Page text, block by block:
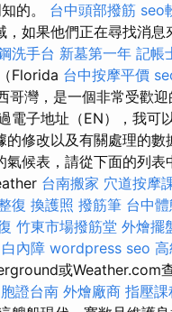
的。 台中頭部撥筋 seo
，如果他們正在尋找消息
洗手台 新墓第一年 記帳
Florida 台中按摩平價
哥灣，是一個非常受歡
電子地址（EN），我可
的修改以及有關處理的數
氣候表，請從下面的列表
台南搬家 穴道按摩
復 換護照 撥筋筆 台中
竹東市場撥筋堂 外燴擺
白內障 wordpress seo
或Weather.com
證台南 外燴廠商 指壓課